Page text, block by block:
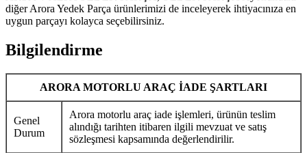
diğer Arora Yedek Parça ürünlerimizi de inceleyerek ihtiyacınıza en
uygun parçayı kolayca seçebilirsiniz.
Bilgilendirme
ARORA MOTORLU ARAÇ İADE ŞARTLARI
Genel
Durum
Arora motorlu araç iade işlemleri, ürünün teslim
alındığı tarihten itibaren ilgili mevzuat ve satış
sözleşmesi kapsamında değerlendirilir.